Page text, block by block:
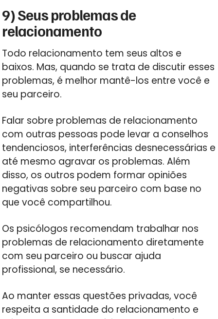
9) Seus problemas de
relacionamento
Todo relacionamento tem seus altos e
baixos. Mas, quando se trata de discutir esses
problemas, é melhor mantê-los entre você e
seu parceiro.
Falar sobre problemas de relacionamento
com outras pessoas pode levar a conselhos
tendenciosos, interferências desnecessárias e
até mesmo agravar os problemas. Além
disso, os outros podem formar opiniões
negativas sobre seu parceiro com base no
que você compartilhou.
Os psicólogos recomendam trabalhar nos
problemas de relacionamento diretamente
com seu parceiro ou buscar ajuda
profissional, se necessário.
Ao manter essas questões privadas, você
respeita a santidade do relacionamento e